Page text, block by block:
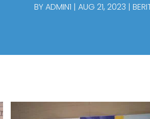
BYADMIN1 AUG 21, 2023